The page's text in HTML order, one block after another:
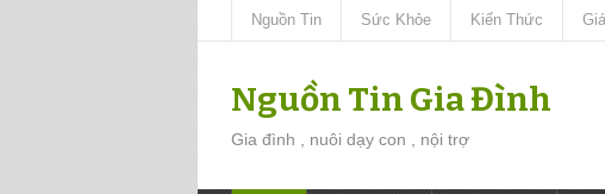
Nguồn Tin Sức Khỏe Kiến Thức
Nguồn Tin Gia Đình
Gia đình , nuôi dạy con , nội trợ